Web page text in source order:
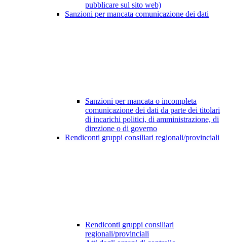
pubblicare sul sito web)
Sanzioni per mancata comunicazione dei dati
Sanzioni per mancata o incompleta
comunicazione dei dati da parte dei titolari
di incarichi politici, di amministrazione, di
direzione o di governo
Rendiconti gruppi consiliari regionali/provinciali
Rendiconti gruppi consiliari
regionali/provinciali